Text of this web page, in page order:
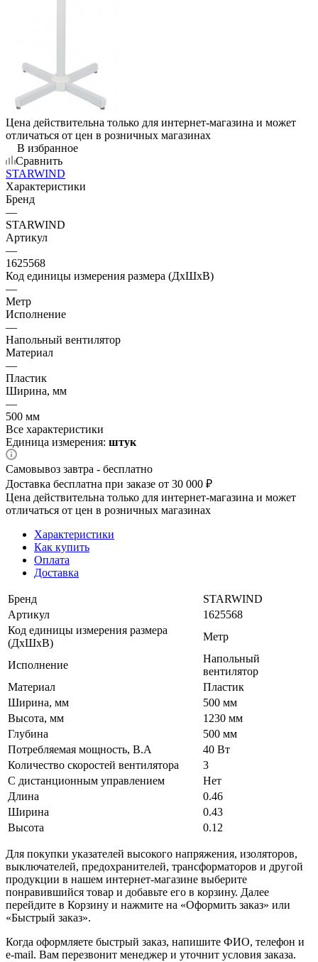
Цена действительна только для интернет-магазина и может
отличаться от цен в розничных магазинах
В избранное
Сравнить
STARWIND
Характеристики
Бренд
—
STARWIND
Артикул
—
1625568
Код единицы измерения размера (ДхШхВ)
—
Метр
Исполнение
—
Напольный вентилятор
Материал
—
Пластик
Ширина, мм
—
500 мм
Все характеристики
Единица измерения: штук
Самовывоз завтра - бесплатно
Доставка бесплатна при заказе от 30 000 ₽
Цена действительна только для интернет-магазина и может
отличаться от цен в розничных магазинах
Характеристики
Как купить
Оплата
Доставка
Бренд
STARWIND
Артикул
1625568
Код единицы измерения размера
(ДхШхВ)
Метр
Исполнение
Напольный
вентилятор
Материал
Пластик
Ширина, мм
500 мм
Высота, мм
1230 мм
Глубина
500 мм
Потребляемая мощность, В.А
40 Вт
Количество скоростей вентилятора
3
С дистанционным управлением
Нет
Длина
0.46
Ширина
0.43
Высота
0.12
Для покупки указателей высокого напряжения, изоляторов,
выключателей, предохранителей, трансформаторов и другой
продукции в нашем интернет-магазине выберите
понравившийся товар и добавьте его в корзину. Далее
перейдите в Корзину и нажмите на «Оформить заказ» или
«Быстрый заказ».
Когда оформляете быстрый заказ, напишите ФИО, телефон и
e-mail. Вам перезвонит менеджер и уточнит условия заказа.